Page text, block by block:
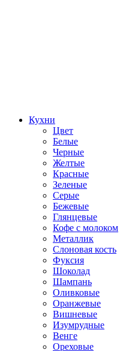
Кухни
Цвет
Белые
Черные
Желтые
Красные
Зеленые
Серые
Бежевые
Глянцевые
Кофе с молоком
Металлик
Слоновая кость
Фуксия
Шоколад
Шампань
Оливковые
Оранжевые
Вишневые
Изумрудные
Венге
Ореховые